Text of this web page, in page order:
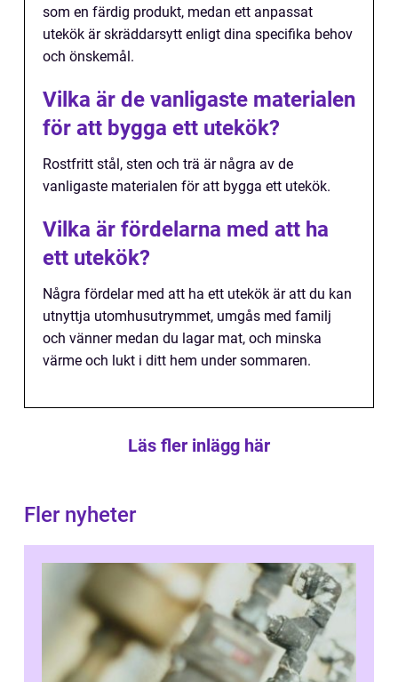
som en färdig produkt, medan ett anpassat
utekök är skräddarsytt enligt dina specifika behov
och önskemål.
Vilka är de vanligaste materialen
för att bygga ett utekök?
Rostfritt stål, sten och trä är några av de
vanligaste materialen för att bygga ett utekök.
Vilka är fördelarna med att ha
ett utekök?
Några fördelar med att ha ett utekök är att du kan
utnyttja utomhusutrymmet, umgås med familj
och vänner medan du lagar mat, och minska
värme och lukt i ditt hem under sommaren.
Läs fler inlägg här
Fler nyheter